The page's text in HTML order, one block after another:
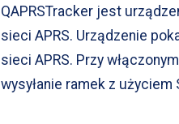
QAPRSTracker jest
sieci APRS. Urządzenie
sieci APRS. Przy
wysyłanie ramek z użyciem